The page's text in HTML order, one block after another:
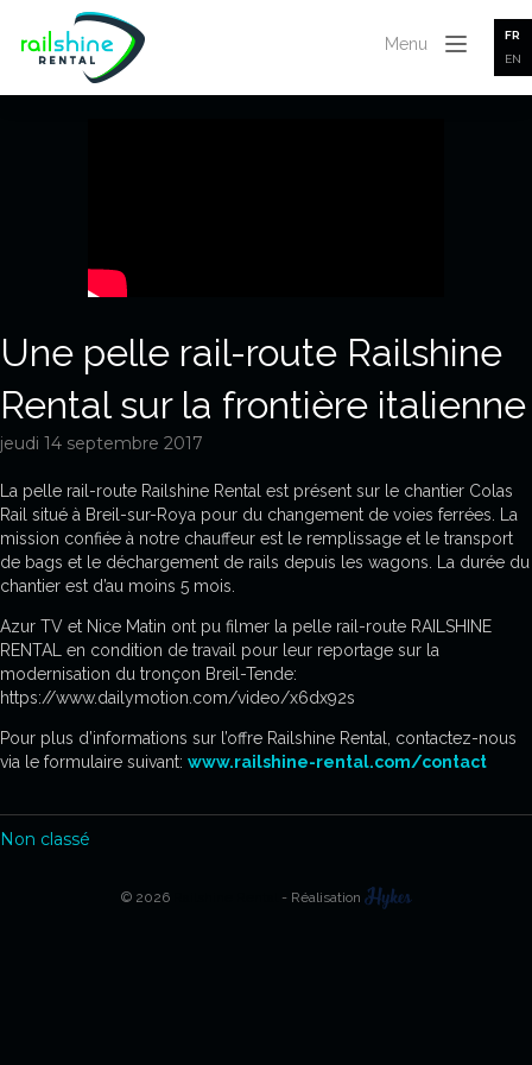
Menu
FR
EN
Une pelle rail-route Railshine
Rental sur la frontière italienne
jeudi 14 septembre 2017
La pelle rail-route Railshine Rental est présent sur le chantier Colas
Rail situé à Breil-sur-Roya pour du changement de voies ferrées. La
mission confiée à notre chauffeur est le remplissage et le transport
de bags et le déchargement de rails depuis les wagons. La durée du
chantier est d’au moins 5 mois.
Azur TV et Nice Matin ont pu filmer la pelle rail-route RAILSHINE
RENTAL en condition de travail pour leur reportage sur la
modernisation du tronçon Breil-Tende:
https://www.dailymotion.com/video/x6dx92s
Pour plus d’informations sur l’offre Railshine Rental, contactez-nous
via le formulaire suivant: www.railshine-rental.com/contact
Non classé
© 2026 - Réalisation